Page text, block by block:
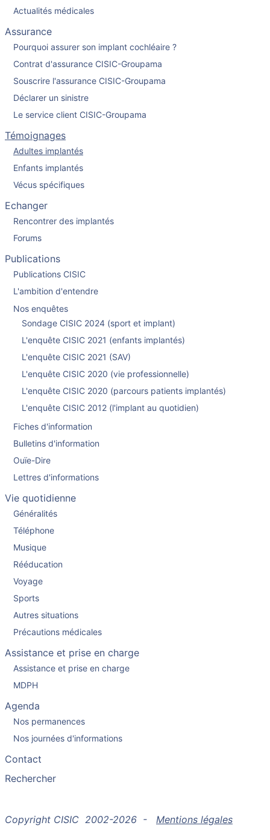
Actualités médicales
Assurance
Pourquoi assurer son implant cochléaire ?
Contrat d'assurance CISIC-Groupama
Souscrire l'assurance CISIC-Groupama
Déclarer un sinistre
Le service client CISIC-Groupama
Témoignages
Adultes implantés
Enfants implantés
Vécus spécifiques
Echanger
Rencontrer des implantés
Forums
Publications
Publications CISIC
L'ambition d'entendre
Nos enquêtes
Sondage CISIC 2024 (sport et implant)
L'enquête CISIC 2021 (enfants implantés)
L'enquête CISIC 2021 (SAV)
L'enquête CISIC 2020 (vie professionnelle)
L'enquête CISIC 2020 (parcours patients implantés)
L'enquête CISIC 2012 (l'implant au quotidien)
Fiches d'information
Bulletins d'information
Ouïe-Dire
Lettres d'informations
Vie quotidienne
Généralités
Téléphone
Musique
Rééducation
Voyage
Sports
Autres situations
Précautions médicales
Assistance et prise en charge
Assistance et prise en charge
MDPH
Agenda
Nos permanences
Nos journées d'informations
Contact
Rechercher
Copyright CISIC 2002-2026 - Mentions légales